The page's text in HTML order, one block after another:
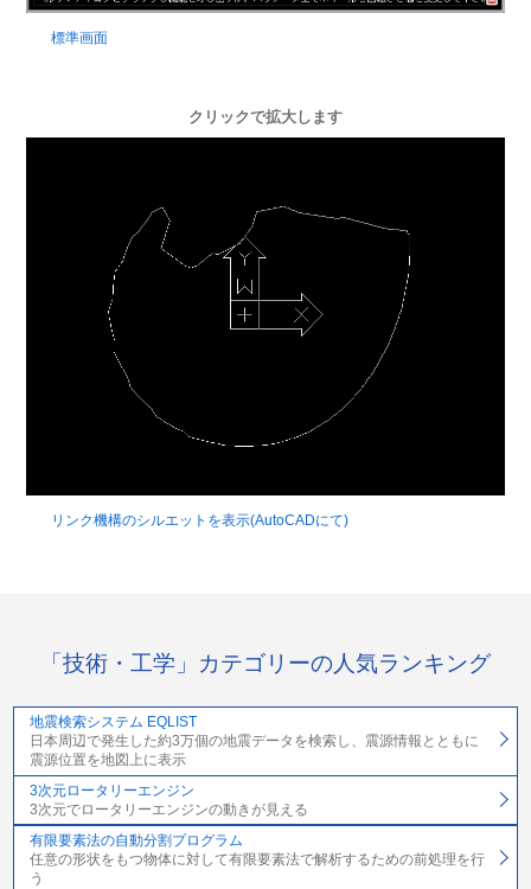
標準画面
クリックで拡大します
リンク機構のシルエットを表示(AutoCADにて)
「技術・工学」カテゴリーの人気ランキング
地震検索システム EQLIST
日本周辺で発生した約3万個の地震データを検索し、震源情報とともに
震源位置を地図上に表示
3次元ロータリーエンジン
3次元でロータリーエンジンの動きが見える
有限要素法の自動分割プログラム
任意の形状をもつ物体に対して有限要素法で解析するための前処理を行
う